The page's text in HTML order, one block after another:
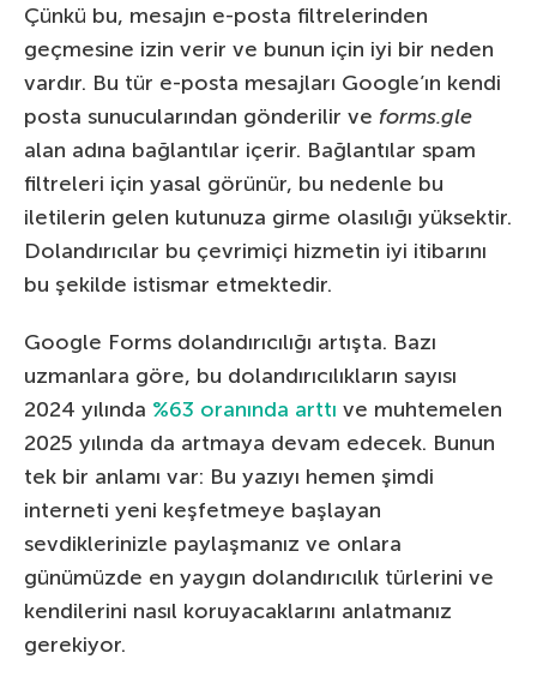
Çünkü bu, mesajın e-posta filtrelerinden
geçmesine izin verir ve bunun için iyi bir neden
vardır. Bu tür e-posta mesajları Google’ın kendi
posta sunucularından gönderilir ve forms.gle
alan adına bağlantılar içerir. Bağlantılar spam
filtreleri için yasal görünür, bu nedenle bu
iletilerin gelen kutunuza girme olasılığı yüksektir.
Dolandırıcılar bu çevrimiçi hizmetin iyi itibarını
bu şekilde istismar etmektedir.
Google Forms dolandırıcılığı artışta. Bazı
uzmanlara göre, bu dolandırıcılıkların sayısı
2024 yılında %63 oranında arttı ve muhtemelen
2025 yılında da artmaya devam edecek. Bunun
tek bir anlamı var: Bu yazıyı hemen şimdi
interneti yeni keşfetmeye başlayan
sevdiklerinizle paylaşmanız ve onlara
günümüzde en yaygın dolandırıcılık türlerini ve
kendilerini nasıl koruyacaklarını anlatmanız
gerekiyor.